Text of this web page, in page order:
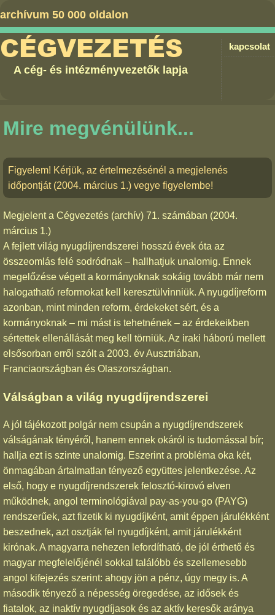
archívum 50 000 oldalon
kapcsolat
CÉGVEZETÉS
A cég- és intézményvezetők lapja
Mire megvénülünk...
Figyelem! Kérjük, az értelmezésénél a megjelenés
időpontját (2004. március 1.) vegye figyelembe!
Megjelent a Cégvezetés (archív) 71. számában (2004.
március 1.)
A fejlett világ nyugdíjrendszerei hosszú évek óta az
összeomlás felé sodródnak – hallhatjuk unalomig. Ennek
megelőzése végett a kormányoknak sokáig tovább már nem
halogatható reformokat kell keresztülvinniük. A nyugdíjreform
azonban, mint minden reform, érdekeket sért, és a
kormányoknak – mi mást is tehetnének – az érdekeikben
sértettek ellenállását meg kell törniük. Az iraki háború mellett
elsősorban erről szólt a 2003. év Ausztriában,
Franciaországban és Olaszországban.
Válságban a világ nyugdíjrendszerei
A jól tájékozott polgár nem csupán a nyugdíjrendszerek
válságának tényéről, hanem ennek okáról is tudomással bír;
hallja ezt is szinte unalomig. Eszerint a probléma oka két,
önmagában ártalmatlan tényező együttes jelentkezése. Az
első, hogy e nyugdíjrendszerek felosztó-kirovó elven
működnek, angol terminológiával pay-as-you-go (PAYG)
rendszerűek, azt fizetik ki nyugdíjként, amit éppen járulékként
beszednek, azt osztják fel nyugdíjként, amit járulékként
kirónak. A magyarra nehezen lefordítható, de jól érthető és
magyar megfelelőjénél sokkal találóbb és szellemesebb
angol kifejezés szerint: ahogy jön a pénz, úgy megy is. A
második tényező a népesség öregedése, az idősek és
fiatalok, az inaktív nyugdíjasok és az aktív keresők aránya